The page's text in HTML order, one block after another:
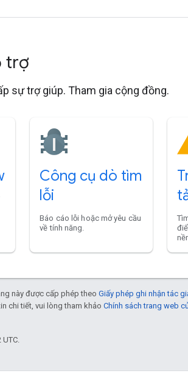
trợ
sự trợ giúp. Tham gia cộng đồng.
Công cụ dò tìm
lỗi
Báo cáo lỗi hoặc mở yêu cầu
về tính năng.
này được cấp phép theo Giấy phép ghi nhận tác
chi tiết, vui lòng tham khảo Chính sách trang web
UTC.